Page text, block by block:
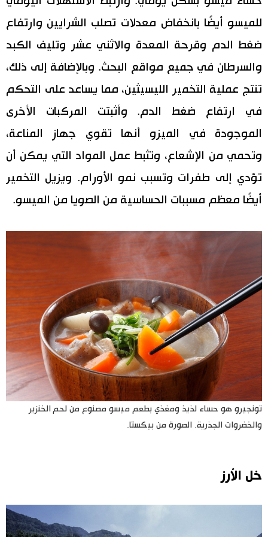
للميسو أيضًا بانخفاض معدلات تصلب الشرايين وارتفاع
ضغط الدم وقرحة المعدة والاثني عشر وتليف الكبد
والسرطان في جميع مواقع البحث. وبالإضافة إلى ذلك،
تنتج عملية التخمير الليسيثين، مما يساعد على التحكم
في ارتفاع ضغط الدم. وأثبتت المركبات الأخرى
الموجودة في الميزو أنها تقوي جهاز المناعة،
وتحمي من الإشعاع، وتثبط عمل المواد التي يمكن أن
تؤدي إلى طفرات وتسبب نمو الأورام. ويزيل التخمير
أيضًا معظم مسببات الحساسية من الصويا من الميسو.
تونجيرو هو حساء لذيذ ومغذي بطعم ميسو مصنوع من لحم الخنزير
والخضروات الجذرية. الصورة من بيكستا.
خل الأرز